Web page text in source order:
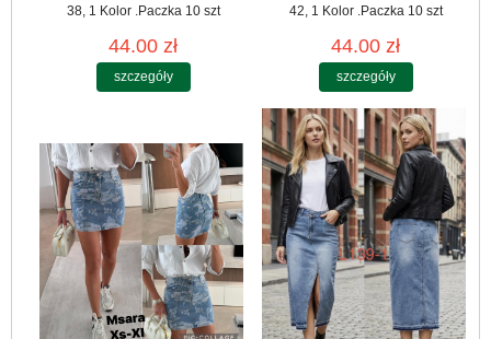
38, 1 Kolor .Paczka 10 szt
44.00 zł
szczegóły
42, 1 Kolor .Paczka 10 szt
44.00 zł
szczegóły